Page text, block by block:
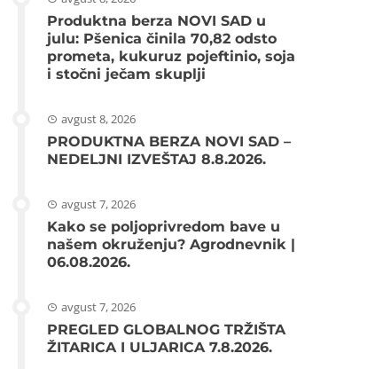
Produktna berza NOVI SAD u
julu: Pšenica činila 70,82 odsto
prometa, kukuruz pojeftinio, soja
i stočni ječam skuplji
avgust 8, 2026
PRODUKTNA BERZA NOVI SAD –
NEDELJNI IZVEŠTAJ 8.8.2026.
avgust 7, 2026
Kako se poljoprivredom bave u
našem okruženju? Agrodnevnik |
06.08.2026.
avgust 7, 2026
PREGLED GLOBALNOG TRŽIŠTA
ŽITARICA I ULJARICA 7.8.2026.